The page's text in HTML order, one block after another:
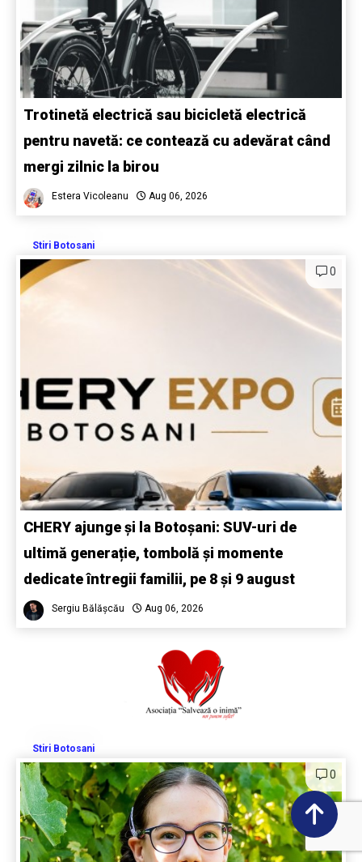
Trotinetă electrică sau bicicletă electrică
pentru navetă: ce contează cu adevărat când
mergi zilnic la birou
Estera Vicoleanu Aug 06, 2026
Stiri Botosani
0
CHERY ajunge și la Botoșani: SUV-uri de
ultimă generație, tombolă și momente
dedicate întregii familii, pe 8 și 9 august
Sergiu Bălășcău Aug 06, 2026
Stiri Botosani
0